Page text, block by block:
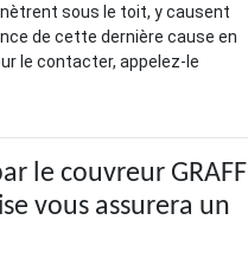
sous le toit, y causent
de cette dernière cause en
le contacter, appelez-le
le couvreur GRAFF
vous assurera un